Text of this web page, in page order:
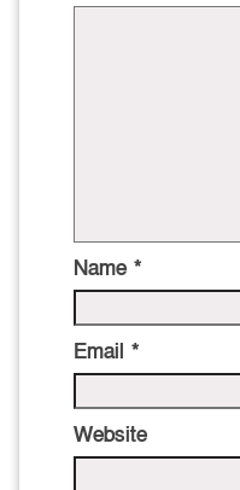
Name *
Email *
Website